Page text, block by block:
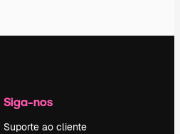
Siga-nos
Suporte ao cliente